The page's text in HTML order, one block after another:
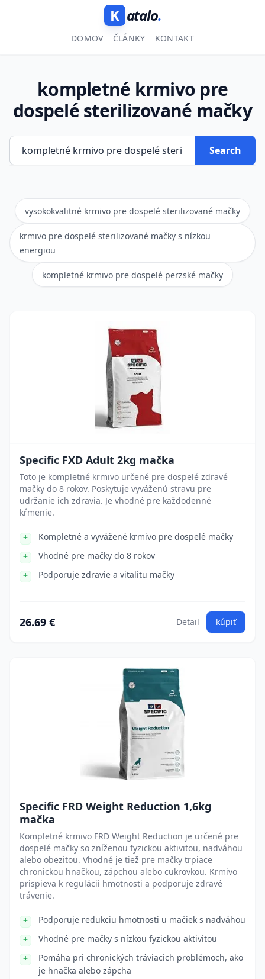
K atalo.
DOMOV ČLÁNKY KONTAKT
kompletné krmivo pre
dospelé sterilizované mačky
Search
vysokokvalitné krmivo pre dospelé sterilizované mačky
krmivo pre dospelé sterilizované mačky s nízkou
energiou
kompletné krmivo pre dospelé perzské mačky
Specific FXD Adult 2kg mačka
Toto je kompletné krmivo určené pre dospelé zdravé
mačky do 8 rokov. Poskytuje vyváženú stravu pre
udržanie ich zdravia. Je vhodné pre každodenné
kŕmenie.
Kompletné a vyvážené krmivo pre dospelé mačky
Vhodné pre mačky do 8 rokov
Podporuje zdravie a vitalitu mačky
26.69 € Detail kúpiť
Specific FRD Weight Reduction 1,6kg
mačka
Kompletné krmivo FRD Weight Reduction je určené pre
dospelé mačky so zníženou fyzickou aktivitou, nadváhou
alebo obezitou. Vhodné je tiež pre mačky trpiace
chronickou hnačkou, zápchou alebo cukrovkou. Krmivo
prispieva k regulácii hmotnosti a podporuje zdravé
trávenie.
Podporuje redukciu hmotnosti u mačiek s nadváhou
Vhodné pre mačky s nízkou fyzickou aktivitou
Pomáha pri chronických tráviacich problémoch, ako
je hnačka alebo zápcha